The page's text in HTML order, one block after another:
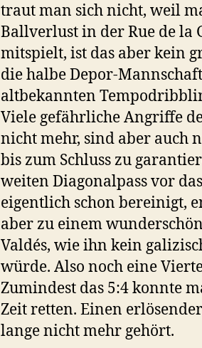
traut man sich nicht, weil
Ballverlust in der Rue de la
mitspielt, ist das aber kein
die halbe Depor-
altbekannten
Viele gefährliche Angriffe
nicht mehr, sind aber auch
bis zum Schluss zu
weiten Diagonalpass vor
eigentlich schon bereinigt,
aber zu einem
Valdés, wie ihn kein
würde. Also noch eine
Zumindest das 5:4 konnte
Zeit retten. Einen
lange nicht mehr gehört.